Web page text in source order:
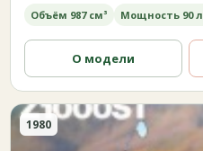
Объём 987 см³ Мощность 90
О модели
1980